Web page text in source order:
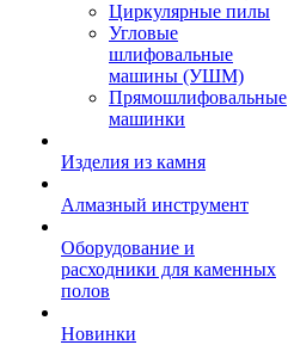
Циркулярные пилы
Угловые
шлифовальные
машины (УШМ)
Прямошлифовальные
машинки
Изделия из камня
Алмазный инструмент
Оборудование и
расходники для каменных
полов
Новинки